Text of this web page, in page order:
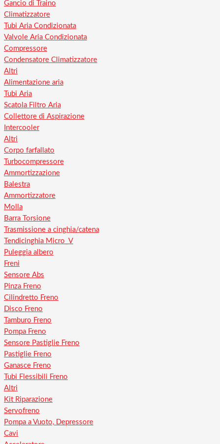
Gancio di Traino
Climatizzatore
Tubi Aria Condizionata
Valvole Aria Condizionata
Compressore
Condensatore Climatizzatore
Altri
Alimentazione aria
Tubi Aria
Scatola Filtro Aria
Collettore di Aspirazione
Intercooler
Altri
Corpo farfallato
Turbocompressore
Ammortizzazione
Balestra
Ammortizzatore
Molla
Barra Torsione
Trasmissione a cinghia/catena
Tendicinghia Micro_V
Puleggia albero
Freni
Sensore Abs
Pinza Freno
Cilindretto Freno
Disco Freno
Tamburo Freno
Pompa Freno
Sensore Pastiglie Freno
Pastiglie Freno
Ganasce Freno
Tubi Flessibili Freno
Altri
Kit Riparazione
Servofreno
Pompa a Vuoto, Depressore
Cavi